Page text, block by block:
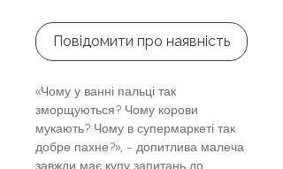
Повідомити про наявність
«Чому у ванні пальці так
зморщуються? Чому корови
мукають? Чому в супермаркеті так
добре пахне?», – допитлива малеча
завжди має купу запитань до